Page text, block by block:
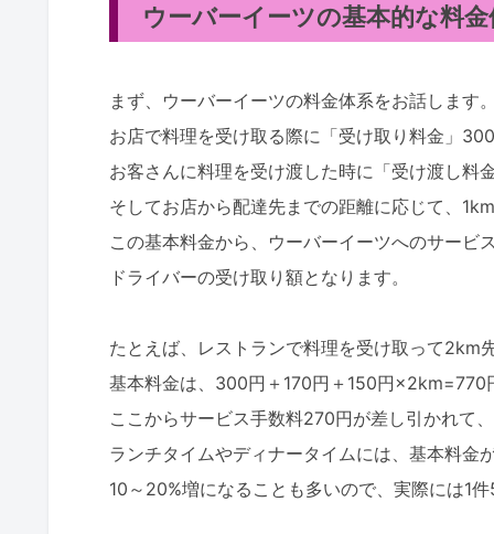
ウーバーイーツの基本的な料
まず、ウーバーイーツの料金体系をお話します
お店で料理を受け取る際に「受け取り料金」
お客さんに料理を受け渡した時に「受け渡し料
そしてお店から配達先までの距離に応じて、
この基本料金から、ウーバーイーツへのサービ
ドライバーの受け取り額となります。
たとえば、レストランで料理を受け取って2km
基本料金は、300円＋170円＋150円×2km=770
ここからサービス手数料270円が差し引かれて
ランチタイムやディナータイムには、基本料金
10～20%増になることも多いので、実際には1